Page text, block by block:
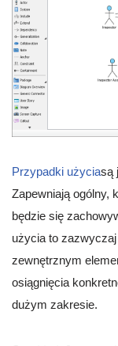
Przypadki użyciasą
Zapewniają ogólny,
będzie się
użycia to
zewnętrznym
osiągnięcia
dużym zakresie.